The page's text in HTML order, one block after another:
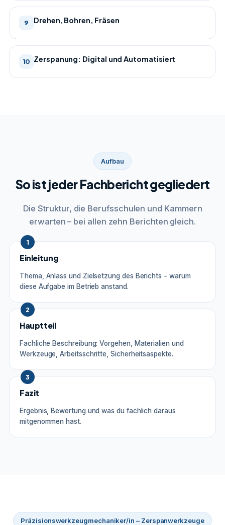
9 Drehen, Bohren, Fräsen
10 Zerspanung: Digital und Automatisiert
Aufbau
So ist jeder Fachbericht gegliedert
Die Struktur, die Berufsschulen und Kammern
erwarten – bei allen zehn Berichten gleich.
1
Einleitung
Thema, Anlass und Zielsetzung des Berichts – warum
diese Aufgabe im Betrieb anstand.
2
Hauptteil
Fachliche Beschreibung: Vorgehen, Materialien und
Werkzeuge, Arbeitsschritte, Sicherheitsaspekte.
3
Fazit
Ergebnis, Bewertung und was du fachlich daraus
mitgenommen hast.
Präzisionswerkzeugmechaniker/in – Zerspanwerkzeuge